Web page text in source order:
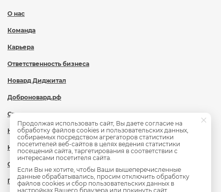
О нас
Команда
Карьера
Ответственность бизнеса
Новард Диджитал
Доброновард.рф
Статьи
Новости
Контакты
Охрана труда
Политика обработки персональных данных
Продолжая использовать сайт, Вы даете согласие на
обработку файлов cookies и пользовательских данных,
собираемых посредством агрегаторов статистики
посетителей веб-сайтов в целях ведения статистики
посещений сайта, таргетирования в соответствии с
интересами посетителя сайта.
Если Вы не хотите, чтобы Ваши вышеперечисленные
данные обрабатывались, просим отключить обработку
файлов cookies и сбор пользовательских данных в
настройках Вашего браузера или покинуть сайт.